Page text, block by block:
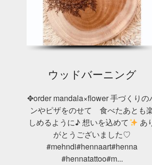
ウッドバーニング
✥order mandala×flower 手づくりの
ンやピザをのせて 食べたあとも
しめるように♪ 想いを込めて
あ
がとうございました♡
#mehndi#hennaart#henna
#hennatattoo#m...